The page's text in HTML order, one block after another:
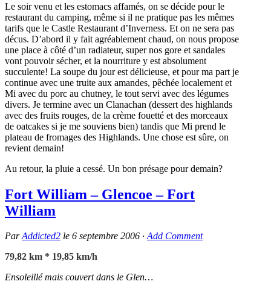
Le soir venu et les estomacs affamés, on se décide pour le
restaurant du camping, même si il ne pratique pas les mêmes
tarifs que le Castle Restaurant d’Inverness. Et on ne sera pas
décus. D’abord il y fait agréablement chaud, on nous propose
une place à côté d’un radiateur, super nos gore et sandales
vont pouvoir sécher, et la nourriture y est absolument
succulente! La soupe du jour est délicieuse, et pour ma part je
continue avec une truite aux amandes, pêchée localement et
Mi avec du porc au chutney, le tout servi avec des légumes
divers. Je termine avec un Clanachan (dessert des highlands
avec des fruits rouges, de la crème fouetté et des morceaux
de oatcakes si je me souviens bien) tandis que Mi prend le
plateau de fromages des Highlands. Une chose est sûre, on
revient demain!
Au retour, la pluie a cessé. Un bon présage pour demain?
Fort William – Glencoe – Fort
William
ParAddicted2 le 6 septembre 2006 ·Add Comment
79,82 km * 19,85 km/h
Ensoleillé mais couvert dans le Glen…